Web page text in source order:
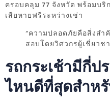
ครอบคลุม 77 จังหวัด พร้อมบ
เสียหายฟรีระหว่างเช่า
“ความปลอดภัยคือสิ่งส
สอบโดยวิศวกรผู้เชี่ยวช
รถกระเช้ามีกี่ป
ไหนดีที่สุดสำห